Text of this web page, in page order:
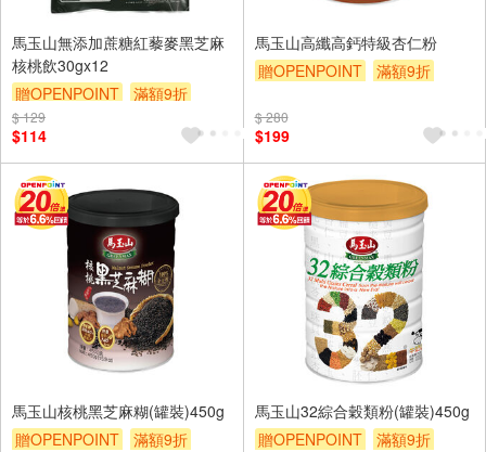
馬玉山無添加蔗糖紅藜麥黑芝麻
核桃飲30gx12
贈OPENPOINT
滿額9折
贈$200
$ 129
$114
馬玉山高纖高鈣特級杏仁粉
贈OPENPOINT
滿額9折
$ 280
$199
馬玉山核桃黑芝麻糊(罐裝)450g
贈OPENPOINT
滿額9折
馬玉山32綜合穀類粉(罐裝)450g
贈OPENPOINT
滿額9折